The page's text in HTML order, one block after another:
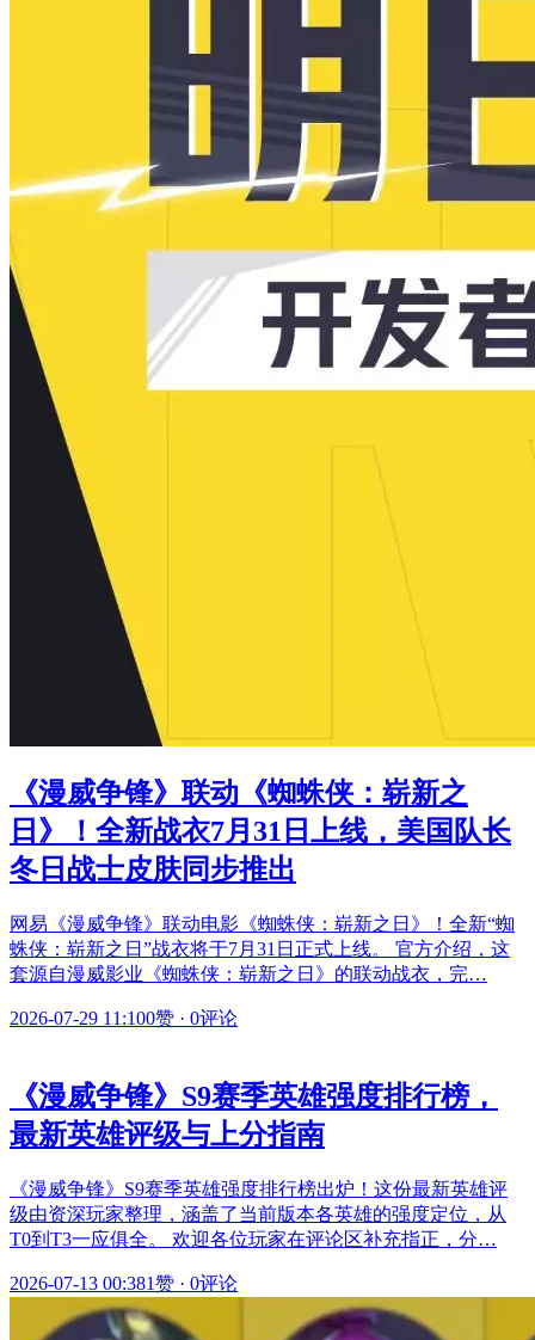
《漫威争锋》联动《蜘蛛侠：崭新之
日》！全新战衣7月31日上线，美国队长
冬日战士皮肤同步推出
网易《漫威争锋》联动电影《蜘蛛侠：崭新之日》！全新“蜘
蛛侠：崭新之日”战衣将于7月31日正式上线。 官方介绍，这
套源自漫威影业《蜘蛛侠：崭新之日》的联动战衣，完…
2026-07-29 11:100赞 · 0评论
《漫威争锋》S9赛季英雄强度排行榜，
最新英雄评级与上分指南
《漫威争锋》S9赛季英雄强度排行榜出炉！这份最新英雄评
级由资深玩家整理，涵盖了当前版本各英雄的强度定位，从
T0到T3一应俱全。 欢迎各位玩家在评论区补充指正，分…
2026-07-13 00:381赞 · 0评论